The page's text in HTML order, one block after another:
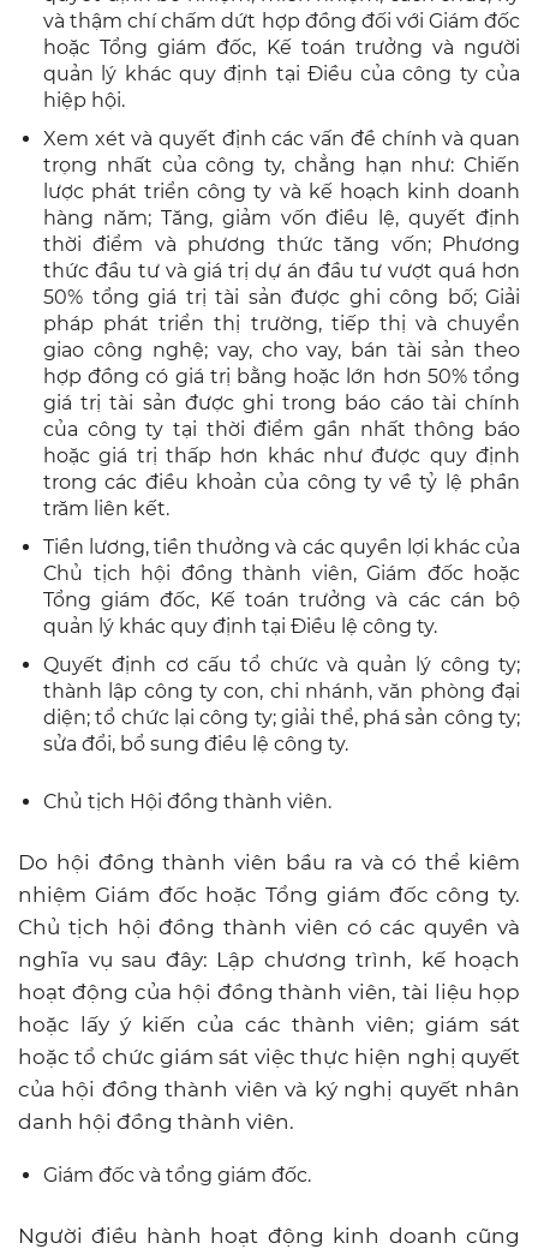
và thậm chí chấm dứt hợp đồng đối với Giám đốc
hoặc Tổng giám đốc, Kế toán trưởng và người
quản lý khác quy định tại Điều của công ty của
hiệp hội.
Xem xét và quyết định các vấn đề chính và quan
trọng nhất của công ty, chẳng hạn như: Chiến
lược phát triển công ty và kế hoạch kinh doanh
hàng năm; Tăng, giảm vốn điều lệ, quyết định
thời điểm và phương thức tăng vốn; Phương
thức đầu tư và giá trị dự án đầu tư vượt quá hơn
50% tổng giá trị tài sản được ghi công bố; Giải
pháp phát triển thị trường, tiếp thị và chuyển
giao công nghệ; vay, cho vay, bán tài sản theo
hợp đồng có giá trị bằng hoặc lớn hơn 50% tổng
giá trị tài sản được ghi trong báo cáo tài chính
của công ty tại thời điểm gần nhất thông báo
hoặc giá trị thấp hơn khác như được quy định
trong các điều khoản của công ty về tỷ lệ phần
trăm liên kết.
Tiền lương, tiền thưởng và các quyền lợi khác của
Chủ tịch hội đồng thành viên, Giám đốc hoặc
Tổng giám đốc, Kế toán trưởng và các cán bộ
quản lý khác quy định tại Điều lệ công ty.
Quyết định cơ cấu tổ chức và quản lý công ty;
thành lập công ty con, chi nhánh, văn phòng đại
diện; tổ chức lại công ty; giải thể, phá sản công ty;
sửa đổi, bổ sung điều lệ công ty.
Chủ tịch Hội đồng thành viên.
Do hội đồng thành viên bầu ra và có thể kiêm
nhiệm Giám đốc hoặc Tổng giám đốc công ty.
Chủ tịch hội đồng thành viên có các quyền và
nghĩa vụ sau đây: Lập chương trình, kế hoạch
hoạt động của hội đồng thành viên, tài liệu họp
hoặc lấy ý kiến ​​của các thành viên; giám sát
hoặc tổ chức giám sát việc thực hiện nghị quyết
của hội đồng thành viên và ký nghị quyết nhân
danh hội đồng thành viên.
Giám đốc và tổng giám đốc.
Người điều hành hoạt động kinh doanh cũng